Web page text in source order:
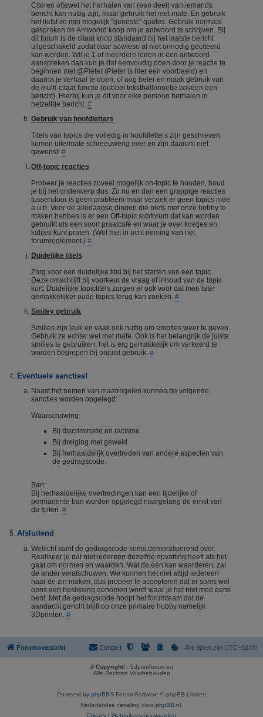
Citeren oftewel het herhalen van (een deel) van iemands
bericht kan nuttig zijn, maar gebruik het met mate. En gebruik
het liefst zo min mogelijk "geneste" quotes. Gebruik normaal
gesproken de Antwoord knop om je antwoord te schrijven. Bij
dit forum is de citaat knop standaard bij het laatste bericht
uitgeschakeld zodat daar sowieso al niet onnodig geciteerd
kan worden. Wil je 1 of meerdere leden in een antwoord
aanspreken dan kun je dat eenvoudig doen door je reactie te
beginnen met @Pieter (Pieter is hier een voorbeeld) en
daarna je verhaal te doen, of nog beter en maak gebruik van
de multi-citaat functie (dubbel tekstballonnetje boveen een
bericht). Hierbij kun je dit voor elke persoon herhalen in
hetzelfde bericht. #
Gebruik van hoofdletters
Titels van topics die volledig in hoofdletters zijn geschreven
komen uitermate schreeuwerig over en zijn daarom niet
gewenst. #
Off-topic reacties
Probeer je reacties zoveel mogelijk on-topic te houden, houd
je bij het onderwerp dus. Zo nu en dan een grappige reacties
tussendoor is geen probleem maar verziek er geen topics mee
a.u.b. Voor de alledaagse dingen die niets met onze hobby te
maken hebben is er een Off-topic subforum dat kan worden
gebruikt als een soort praatcafé en waar je over koetjes en
kalfjes kunt praten. (Wel met in acht neming van het
forumreglement.) #
Duidelijke titels
Zorg voor een duidelijke titel bij het starten van een topic.
Deze omschrijft bij voorkeur de vraag of inhoud van de topic
kort. Duidelijke topictitels zorgen er ook voor dat men later
gemakkelijker oude topics terug kan zoeken. #
Smiley gebruik
Smilies zijn leuk en vaak ook nuttig om emoties weer te geven.
Gebruik ze echter wel met mate. Ook is het belangrijk de juiste
smilies te gebruiken, het is erg gemakkelijk om verkeerd te
worden begrepen bij onjuist gebruik. #
Eventuele sancties!
Naast het nemen van maatregelen kunnen de volgende
sancties worden opgelegd:
Waarschuwing:
Bij discriminatie en racisme
Bij dreiging met geweld
Bij herhaaldelijk overtreden van andere aspecten van
de gedragscode.
Ban:
Bij herhaaldelijke overtredingen kan een tijdelijke of
permanente ban worden opgelegd naargelang de ernst van
de feiten. #
Afsluitend
Wellicht komt de gedragscode soms demoraliserend over.
Realiseer je dat niet iedereen dezelfde opvatting heeft als het
gaat om normen en waarden. Wat de één kan waarderen, zal
de ander verafschuwen. We kunnen het niet altijd iedereen
naar de zin maken, dus probeer te accepteren dat er soms wel
eens een beslissing genomen wordt waar je het niet mee eens
bent. Met de gedragscode hoopt het forumteam dat de
aandacht gericht blijft op onze primaire hobby namelijk
3Dprinten. #
Forumoverzicht Alle tijden zijn UTC+02:00
Contact
© Copyright! - 3dprintforum.eu
Alle Rechten Voorbehouden
Powered by phpBB® Forum Software © phpBB Limited
Nederlandse vertaling door phpBB.nl
Privacy | Gebruikersvoorwaarden